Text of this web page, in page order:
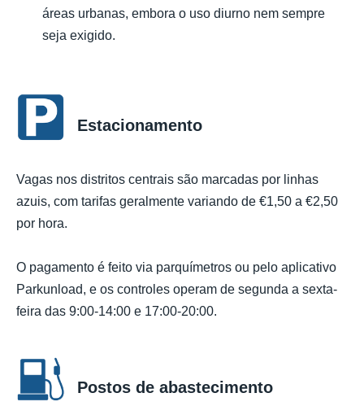
áreas urbanas, embora o uso diurno nem sempre
seja exigido.
Estacionamento
Vagas nos distritos centrais são marcadas por linhas
azuis, com tarifas geralmente variando de €1,50 a €2,50
por hora.
O pagamento é feito via parquímetros ou pelo aplicativo
Parkunload, e os controles operam de segunda a sexta-
feira das 9:00-14:00 e 17:00-20:00.
Postos de abastecimento